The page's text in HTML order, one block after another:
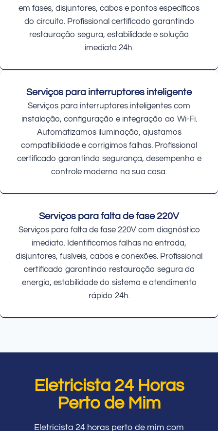
em fases, disjuntores, cabos e pontos específicos
do circuito. Profissional certificado garantindo
restauração segura, estabilidade e solução
imediata 24h.
Serviços para interruptores inteligente
Serviços para interruptores inteligentes com
instalação, configuração e integração ao Wi-Fi.
Automatizamos iluminação, ajustamos
compatibilidade e corrigimos falhas. Profissional
certificado garantindo segurança, desempenho e
controle moderno na sua casa.
Serviços para falta de fase 220V
Serviços para falta de fase 220V com diagnóstico
imediato. Identificamos falhas na entrada,
disjuntores, fusíveis, cabos e conexões. Profissional
certificado garantindo restauração segura da
energia, estabilidade do sistema e atendimento
rápido 24h.
Eletricista 24 Horas
Perto de Mim
Eletricista 24 horas perto de mim com